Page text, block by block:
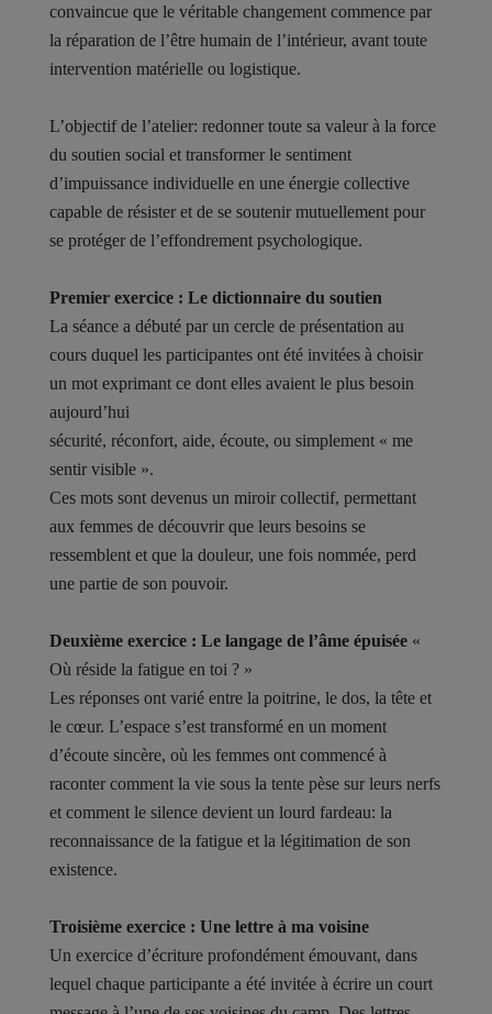
convaincue que le véritable changement commence par
la réparation de l’être humain de l’intérieur, avant toute
intervention matérielle ou logistique.
L’objectif de l’atelier: redonner toute sa valeur à la force
du soutien social et transformer le sentiment
d’impuissance individuelle en une énergie collective
capable de résister et de se soutenir mutuellement pour
se protéger de l’effondrement psychologique.
Premier exercice : Le dictionnaire du soutien
La séance a débuté par un cercle de présentation au
cours duquel les participantes ont été invitées à choisir
un mot exprimant ce dont elles avaient le plus besoin
aujourd’hui
sécurité, réconfort, aide, écoute, ou simplement « me
sentir visible ».
Ces mots sont devenus un miroir collectif, permettant
aux femmes de découvrir que leurs besoins se
ressemblent et que la douleur, une fois nommée, perd
une partie de son pouvoir.
Deuxième exercice : Le langage de l’âme épuisée «
Où réside la fatigue en toi ? »
Les réponses ont varié entre la poitrine, le dos, la tête et
le cœur. L’espace s’est transformé en un moment
d’écoute sincère, où les femmes ont commencé à
raconter comment la vie sous la tente pèse sur leurs nerfs
et comment le silence devient un lourd fardeau: la
reconnaissance de la fatigue et la légitimation de son
existence.
Troisième exercice : Une lettre à ma voisine
Un exercice d’écriture profondément émouvant, dans
lequel chaque participante a été invitée à écrire un court